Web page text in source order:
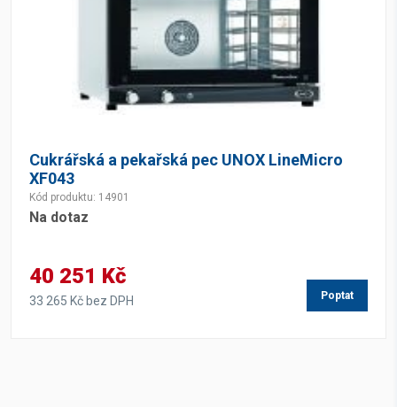
Cukrářská a pekařská pec UNOX LineMicro
XF043
Kód produktu: 14901
Na dotaz
40 251 Kč
33 265 Kč bez DPH Poptat